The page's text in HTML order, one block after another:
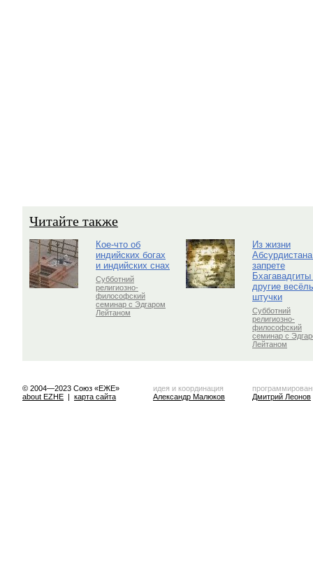
Читайте также
Кое-что об
индийских богах
и индийских снах
Субботний
религиозно-
философский
семинар с Эдгаром
Лейтаном
Из жизни
запрете
Бхагавадгиты
другие
штучки
Субботний
религиозно-
философский
семинар с
Лейтаном
© 2004—2023 Союз «ЕЖЕ»
about EZHE | карта сайта
идея и координация
Александр Малюков
Дмитрий Леонов